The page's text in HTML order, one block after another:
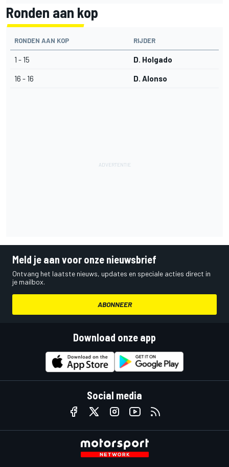
Ronden aan kop
RONDEN AAN KOP RIJDER
1 - 15 D. Holgado
16 - 16 D. Alonso
Meld je aan voor onze nieuwsbrief
Ontvang het laatste nieuws, updates en speciale acties direct in
je mailbox.
ABONNEER
Download onze app
Social media